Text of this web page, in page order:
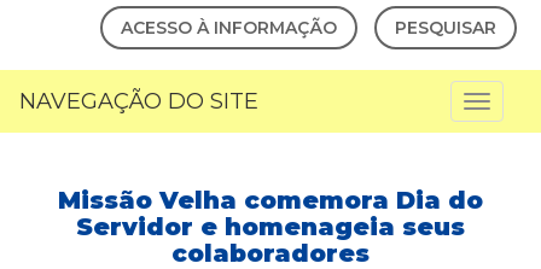
ACESSO À INFORMAÇÃO PESQUISAR
NAVEGAÇÃO DO SITE
Missão Velha comemora Dia do
Servidor e homenageia seus
colaboradores